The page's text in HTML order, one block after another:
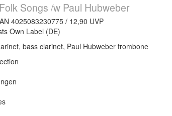
Songs /w Paul Hubweber
4025083230775 / 12,90 UVP
Own Label (DE)
bass clarinet, Paul Hubweber trombone